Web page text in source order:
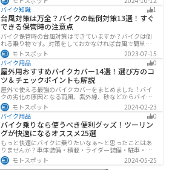
ます。記事を参考にすれば、バイクを状態良く長持ちさ
せることが可能です。
バイク知識
1
台風対策は万全？バイクの転倒対策13選！すぐ
できる保管時の注意点
バイク保管時の台風対策はできていますか？バイクは倒
れる乗り物です。対策をしておかなければ台風で簡単に
倒れてしまいます。大切な愛車に傷がつく前にしっかり
と対策しておきましょう。初心者でも簡単にできる台風
対策を紹介します。台風後にやるべきこともまとめてあ
るので、参考にしてください。
モトスポット
2023-07-15
バイク用品
0
屋外用おすすめバイクカバー14選！選び方のコ
ツ＆チェックポイントも解説
屋外で使える最強のバイクカバーをまとめました！バイ
クの劣化の原因となる雨風、紫外線、砂などからバイク
を守ることはもちろん、盗難やいたずら対策にもなりま
す。バイクカバーの選び方からオススメまでまとめまし
たので、カバーを探している人はぜひ参考にしてくださ
い。
モトスポット
2024-02-23
バイク用品
0
バイク乗りなら使うべき便利グッズ！ツーリン
グが快適になるオススメ25選
もっと快適にバイクに乗りたいなぁ〜と思ったことはあ
りませんか？車体装備・積載・ライダー装備・駐車・メ
ンテ・トラブル対応の6ジャンルで、バイクをもっと快適
にするオススメ便利グッズを紹介します！
モトスポット 2024-05-25